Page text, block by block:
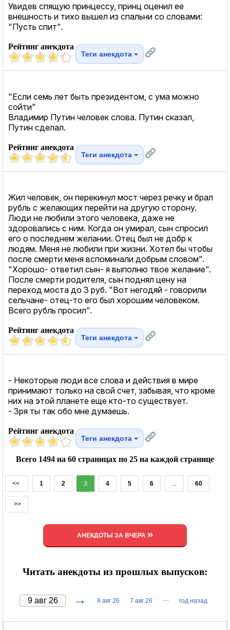
Увидев спящую принцессу, принц оценил ее
внешность и тихо вышел из спальни со словами:
"Пусть спит".
Рейтинг анекдота
Теги анекдота
"Если семь лет быть президентом, с ума можно
сойти"
Владимир Путин человек слова. Путин сказал,
Путин сделал.
Рейтинг анекдота
Теги анекдота
Жил человек, он перекинул мост через речку и брал
рубль с желающих перейти на другую сторону.
Люди не любили этого человека, даже не
здоровались с ним. Когда он умирал, сын спросил
его о последнем желании. Отец был не добр к
людям. Меня не любили при жизни. Хотел бы чтобы
после смерти меня вспоминали добрым словом".
"Хорошо- ответил сын- я выполню твое желание".
После смерти родителя, сын поднял цену на
переход моста до 3 руб. "Вот негодяй - говорили
сельчане- отец-то его был хорошим человеком.
Всего рубль просил".
Рейтинг анекдота
Теги анекдота
- Некоторые люди все слова и действия в мире
принимают только на свой счет, забывая, что кроме
них на этой планете еще кто-то существует.
- Зря ты так обо мне думаешь.
Рейтинг анекдота
Теги анекдота
Всего 1494 на 60 страницах по 25 на каждой странице
<< 1 2 3 4 5 6 ... 60
>>
АНЕКДОТЫ ЗА ВЧЕРА
Читать анекдоты из прошлых выпусков:
→ 8 авг 26 7 авг 26 ··· год назад